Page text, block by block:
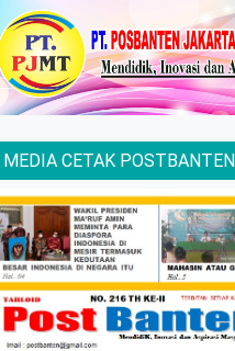
MEDIA CETAK POSTBANTEN